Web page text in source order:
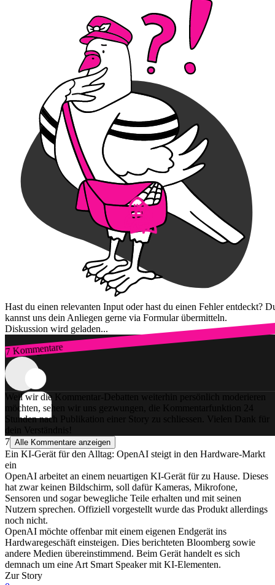
Hast du einen relevanten Input oder hast du einen Fehler entdeckt?
kannst uns dein Anliegen gerne via Formular übermitteln.
Diskussion wird geladen...
7 Kommentare
Zum Login
Weil wir die Kommentar-Debatten weiterhin persönlich moderieren
möchten, sehen wir uns gezwungen, die Kommentarfunktion 24
Stunden nach Publikation einer Story zu schliessen. Vielen Dank für
dein Verständnis!
7 Alle Kommentare anzeigen
Ein KI-Gerät für den Alltag: OpenAI steigt in den Hardware-Markt
ein
OpenAI arbeitet an einem neuartigen KI-Gerät für zu Hause. Dieses
hat zwar keinen Bildschirm, soll dafür Kameras, Mikrofone,
Sensoren und sogar bewegliche Teile erhalten und mit seinen
Nutzern sprechen. Offiziell vorgestellt wurde das Produkt allerdings
noch nicht.
OpenAI möchte offenbar mit einem eigenen Endgerät ins
Hardwaregeschäft einsteigen. Dies berichteten Bloomberg sowie
andere Medien übereinstimmend. Beim Gerät handelt es sich
demnach um eine Art Smart Speaker mit KI-Elementen.
Zur Story